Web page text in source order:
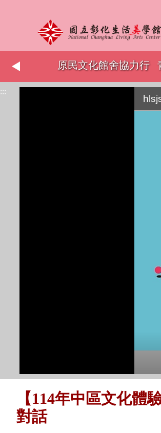
表揚 原民文化館舍協力行
:::
【114年中區文化
對話